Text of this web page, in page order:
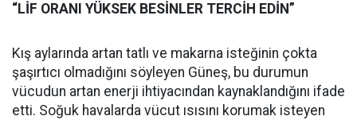
“LİF ORANI YÜKSEK BESİNLER TERCİH EDİN”
Kış aylarında artan tatlı ve makarna isteğinin çokta
şaşırtıcı olmadığını söyleyen Güneş, bu durumun
vücudun artan enerji ihtiyacından kaynaklandığını ifade
etti. Soğuk havalarda vücut ısısını korumak isteyen